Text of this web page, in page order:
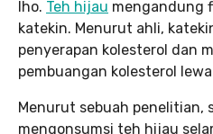
lho. Teh hijau mengandung
katekin. Menurut ahli,
penyerapan kolesterol dan
pembuangan kolesterol
Menurut sebuah penelitian,
mengonsumsi teh hijau